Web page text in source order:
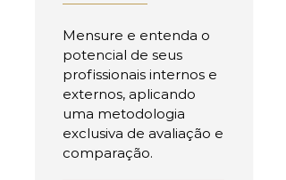
Mensure e entenda o
potencial de seus
profissionais internos e
externos, aplicando
uma metodologia
exclusiva de avaliação e
comparação.